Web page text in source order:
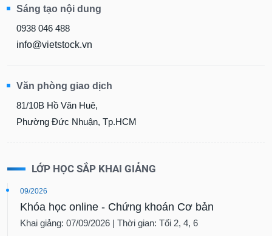
Sáng tạo nội dung
0938 046 488
info@vietstock.vn
Văn phòng giao dịch
81/10B Hồ Văn Huê,
Phường Đức Nhuận, Tp.HCM
LỚP HỌC SẮP KHAI GIẢNG
09/2026
Khóa học online - Chứng khoán Cơ bản
Khai giảng: 07/09/2026 | Thời gian: Tối 2, 4, 6